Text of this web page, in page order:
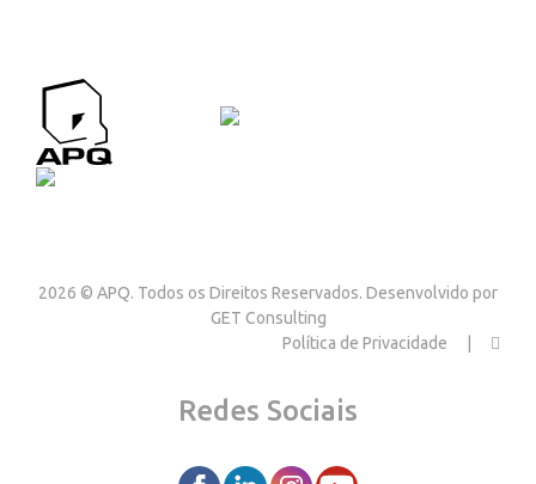
2026 © APQ. Todos os Direitos Reservados. Desenvolvido por
GET Consulting
Política de Privacidade
Redes Sociais